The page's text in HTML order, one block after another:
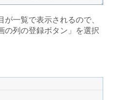
一覧で表示されるので、
の列の登録ボタン」を選択